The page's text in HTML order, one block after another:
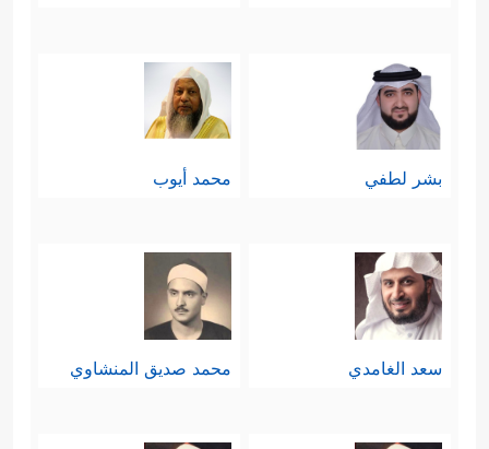
بشر لطفي محمد أيوب
سعد الغامدي محمد صديق المنشاوي